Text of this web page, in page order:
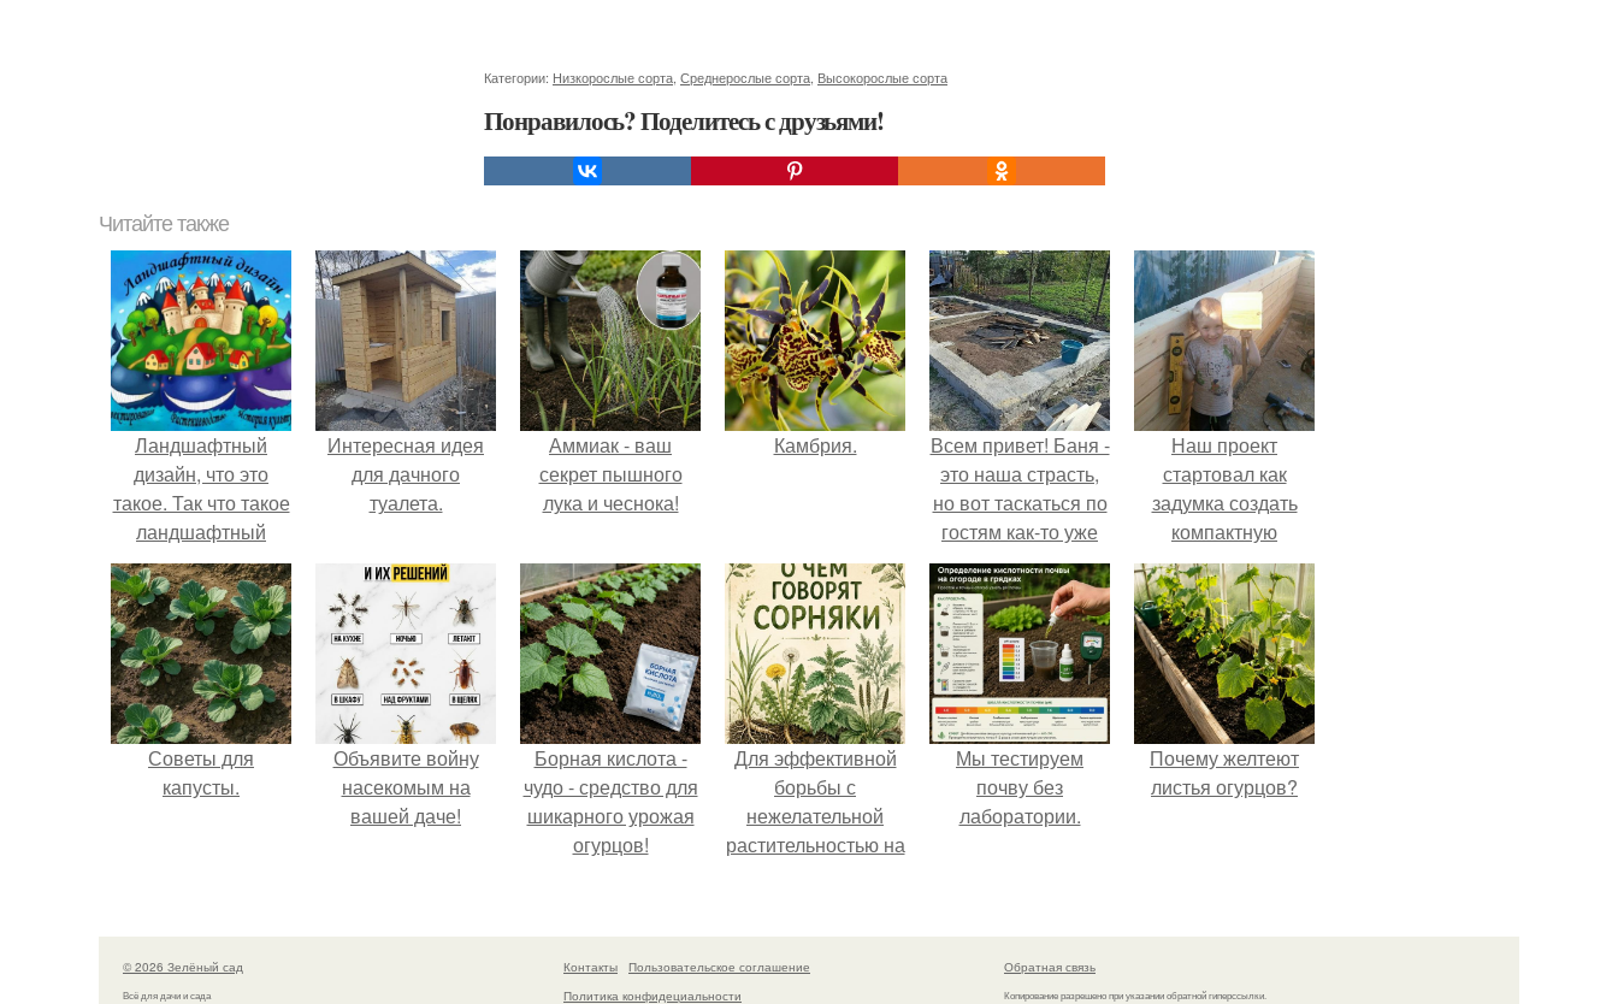
Категории: Низкорослые сорта Среднерослые сорта Высокорослые сорта
Понравилось? Поделитесь с друзьями!
Читайте также
Ландшафтный
дизайн, что это
такое. Так что такое
ландшафтный
дизайн на самом
деле, в
сегодняшнем
современном
виде?
Интересная идея
для дачного
туалета.
Аммиак - ваш
секрет пышного
лука и чеснока!
Камбрия.
Всем привет! Баня -
это наша страсть,
но вот таскаться по
гостям как-то уже
надоело.
Наш проект
стартовал как
задумка создать
компактную
беседку для
отдыха.
Советы для
капусты.
Объявите войну
насекомым на
вашей даче!
Борная кислота -
чудо - средство для
шикарного урожая
огурцов!
Для эффективной
борьбы с
нежелательной
растительностью на
участке крайне
важно понимать
Мы тестируем
почву без
лаборатории.
Почему желтеют
листья огурцов?
© 2026 Зелёный сад
Всё для дачи и сада
Контакты
Пользовательское соглашение
Политика конфидециальности
Обратная связь
Копирование разрешено при указании обратной гиперссылки.